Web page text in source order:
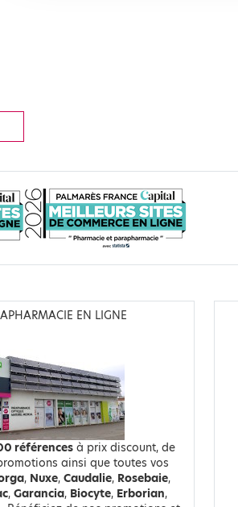
EN LIGNE
références à prix discount, de
ainsi que toutes vos
, Nuxe, Caudalie, Rosebaie,
, Garancia, Biocyte, Erborian,